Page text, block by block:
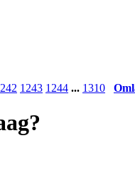
1243 1244 ... 1310